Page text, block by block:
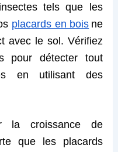
tels que les
placards en bois ne
avec le sol. Vérifiez
pour détecter tout
en utilisant des
la croissance de
que les placards